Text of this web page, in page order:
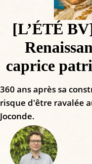
[L’ÉTÉ
caprice
360 ans après sa
risque d'être ravalée
Joconde.